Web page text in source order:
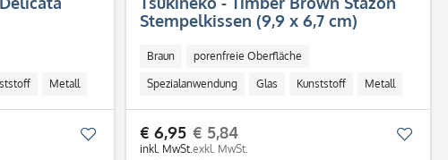
Metall
Merken
Stempelkissen (9,9 x 6,7 cm)
Braun porenfreie Oberfläche
Spezialanwendung Glas Kunststoff Metall
€ 6,95
inkl. MwSt.
€ 5,84
exkl. MwSt.